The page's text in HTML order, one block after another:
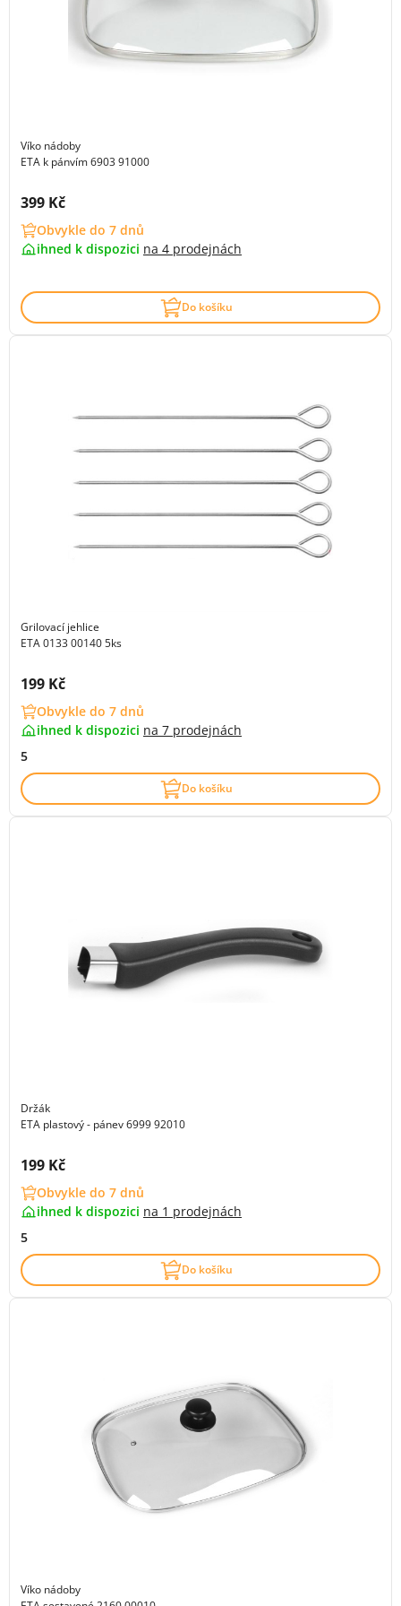
Víko nádoby
ETA k pánvím 6903 91000
Cena s DPH:
399 Kč
Obvykle do 7 dnů
ihned k dispozici na 4 prodejnách
Do košíku
Grilovací jehlice
ETA 0133 00140 5ks
Cena s DPH:
199 Kč
Obvykle do 7 dnů
ihned k dispozici na 7 prodejnách
5
Do košíku
Držák
ETA plastový - pánev 6999 92010
Cena s DPH:
199 Kč
Obvykle do 7 dnů
ihned k dispozici na 1 prodejnách
5
Do košíku
Víko nádoby